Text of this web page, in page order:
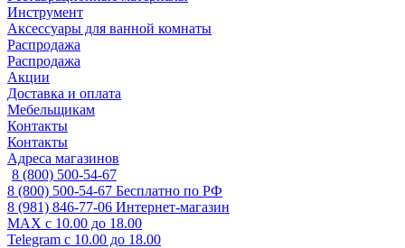
Инструмент
Аксессуары для ванной комнаты
Распродажа
Распродажа
Акции
Доставка и оплата
Мебельщикам
Контакты
Контакты
Адреса магазинов
8 (800) 500-54-67
8 (800) 500-54-67 Бесплатно по РФ
8 (981) 846-77-06 Интернет-магазин
MAX с 10.00 до 18.00
Telegram с 10.00 до 18.00